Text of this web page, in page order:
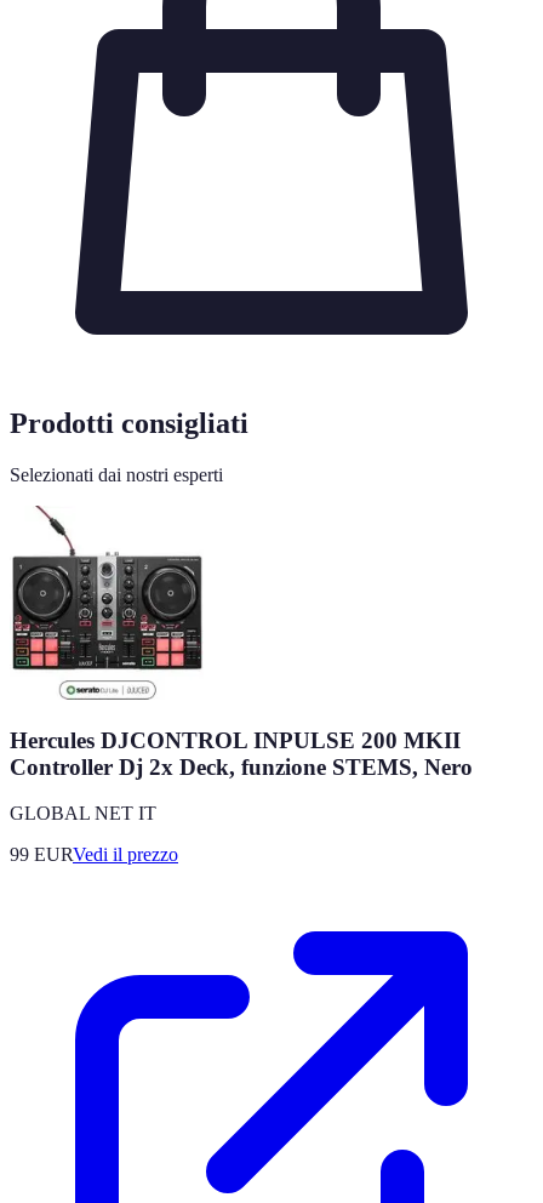
Prodotti consigliati
Selezionati dai nostri esperti
Hercules DJCONTROL INPULSE 200 MKII
Controller Dj 2x Deck, funzione STEMS, Nero
GLOBAL NET IT
99 EURVedi il prezzo